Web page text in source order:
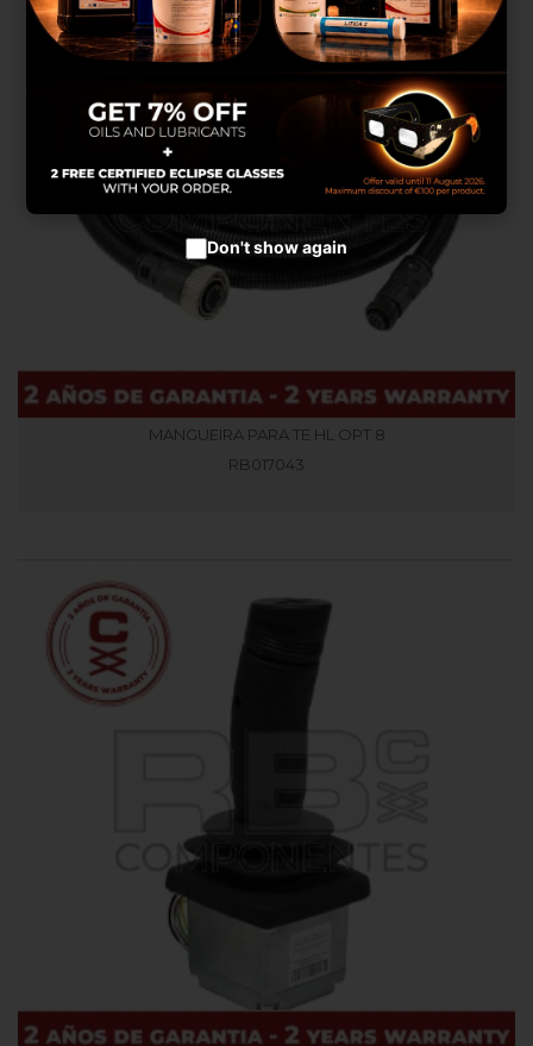
MANGUEIRA PARA TE HL OPT 8
RB017043
melhores produtos em
anúncios publicitários.
Aceitar cookies
Don't show again